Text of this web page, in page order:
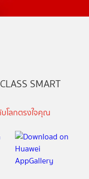
SMART
โลกตรงใจคุณ